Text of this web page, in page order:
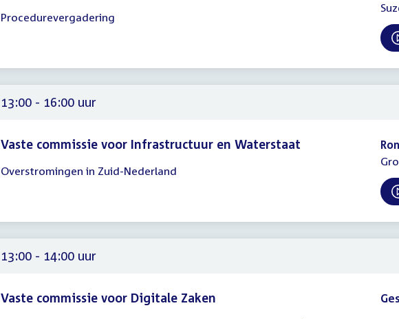
vergadering
13:15
uur
Procedurevergadering
13:00 - 16:00 uur
Vaste commissie voor Infrastructuur en Waterstaat
vergadering
16:00
uur
Overstromingen in Zuid-Nederland
13:00 - 14:00 uur
Vaste commissie voor Digitale Zaken